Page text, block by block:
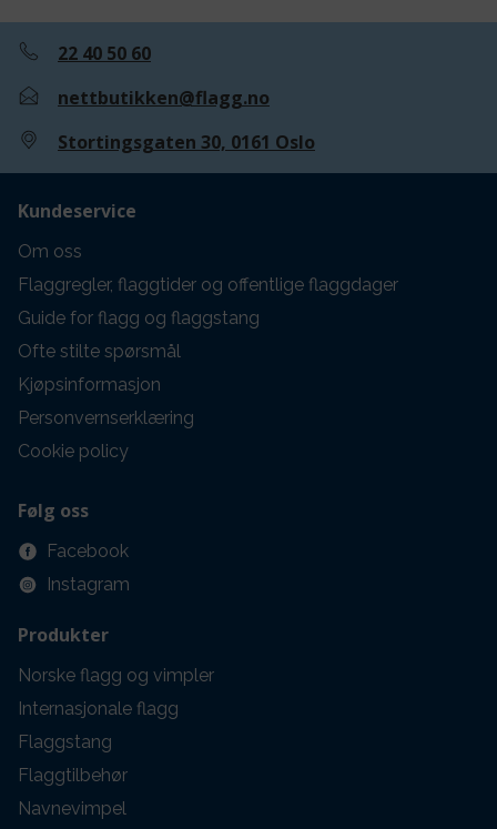
22 40 50 60
nettbutikken@flagg.no
Stortingsgaten 30, 0161 Oslo
Kundeservice
Om oss
Flaggregler, flaggtider og offentlige flaggdager
Guide for flagg og flaggstang
Ofte stilte spørsmål
Kjøpsinformasjon
Personvernserklæring
Cookie policy
Følg oss
Facebook
Instagram
Produkter
Norske flagg og vimpler
Internasjonale flagg
Flaggstang
Flaggtilbehør
Navnevimpel